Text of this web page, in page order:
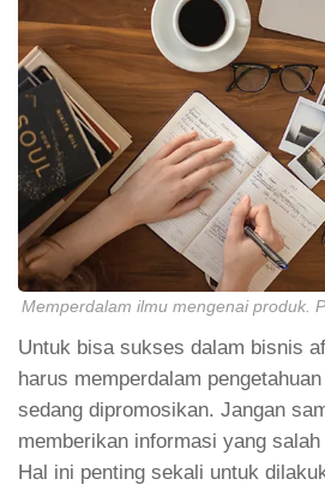
Memperdalam ilmu mengenai produk.
Untuk bisa sukses dalam bisnis
harus memperdalam
sedang dipromosikan. Jangan
memberikan informasi yang
Hal ini penting sekali untuk